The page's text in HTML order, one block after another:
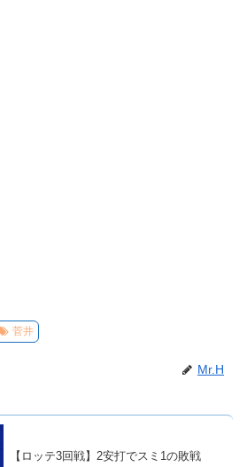
菅井
Mr.H
【ロッテ3回戦】2安打でスミ1の敗戦